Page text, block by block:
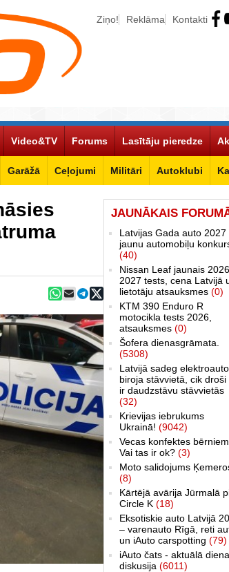
Ziņo! Reklāma Kontakti
Garāžā Ceļojumi Militāri Autoklubi
Video&TV Forums Lasītāju pieredze
JAUNĀKAIS
Latvijas Gada auto 2027
jaunu automobiļu
(40)
Nissan Leaf jaunais
2027 tests, cena Latvijā
lietotāju atsauksmes (0)
KTM 390 Enduro R
motocikla tests 2026,
atsauksmes (0)
Šofera dienasgrāmata.
(5308)
Latvijā sadeg elektroauto
biroja stāvvietā, cik droši
ir daudzstāvu stāvvietās
(32)
Krievijas iebrukums
Ukrainā! (9042)
Vecas konfektes
Vai tas ir ok? (3)
Moto salidojums
(8)
Kārtējā avārija Jūrmalā
Circle K (18)
Eksotiskie auto Latvijā
– varenauto Rīgā, reti
un iAuto carspotting (79)
iAuto čats - aktuālā
diskusija (6011)